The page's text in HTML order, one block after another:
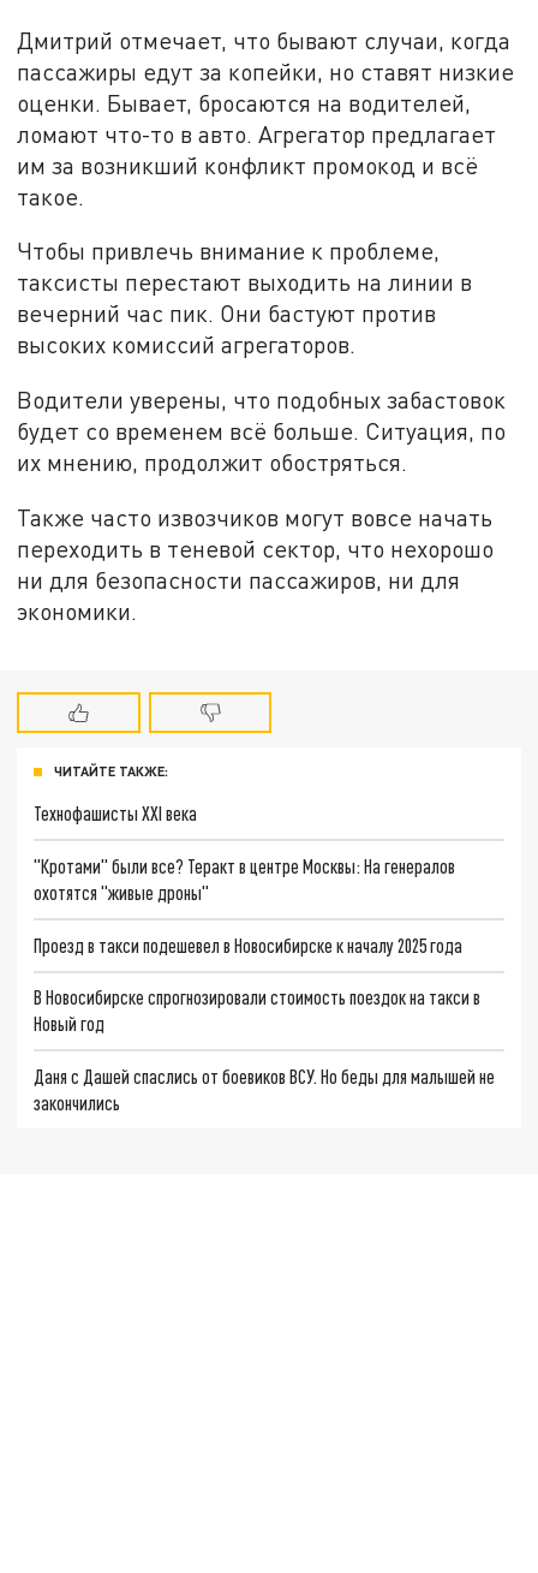
Дмитрий отмечает, что бывают случаи, когда
пассажиры едут за копейки, но ставят низкие
оценки. Бывает, бросаются на водителей,
ломают что-то в авто. Агрегатор предлагает
им за возникший конфликт промокод и всё
такое.
Чтобы привлечь внимание к проблеме,
таксисты перестают выходить на линии в
вечерний час пик. Они бастуют против
высоких комиссий агрегаторов.
Водители уверены, что подобных забастовок
будет со временем всё больше. Ситуация, по
их мнению, продолжит обостряться.
Также часто извозчиков могут вовсе начать
переходить в теневой сектор, что нехорошо
ни для безопасности пассажиров, ни для
экономики.
ЧИТАЙТЕ ТАКЖЕ:
Технофашисты XXI века
"Кротами" были все? Теракт в центре Москвы: На генералов
охотятся "живые дроны"
Проезд в такси подешевел в Новосибирске к началу 2025 года
В Новосибирске спрогнозировали стоимость поездок на такси в
Новый год
Даня с Дашей спаслись от боевиков ВСУ. Но беды для малышей не
закончились